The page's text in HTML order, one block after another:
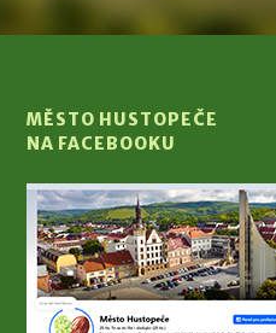
MĚSTO HUSTOPEČE
NA FACEBOOKU